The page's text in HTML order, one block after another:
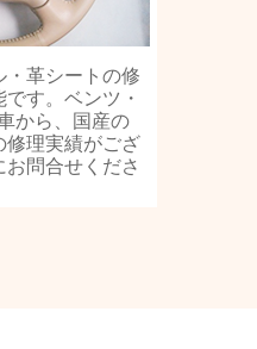
・革シートの修
す。ベンツ・
から、国産の
修理実績がござ
問合せくださ